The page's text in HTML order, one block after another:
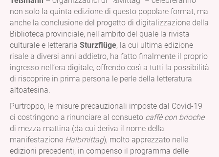
non solo la quinta edizione di questo popolare format, ma
anche la conclusione del progetto di digitalizzazione della
Biblioteca provinciale, nell’ambito del quale la rivista
culturale e letteraria Sturzflüge, la cui ultima edizione
risale a diversi anni addietro, ha fatto finalmente il proprio
ingresso nell’era digitale, offrendo così a tutti la possibilità
di riscoprire in prima persona le perle della letteratura
altoatesina.
Purtroppo, le misure precauzionali imposte dal Covid-19
ci costringono a rinunciare al consueto caffè con brioche
di mezza mattina (da cui deriva il nome della
manifestazione Halbmittag), molto apprezzato nelle
edizioni precedenti; in compenso il programma delle